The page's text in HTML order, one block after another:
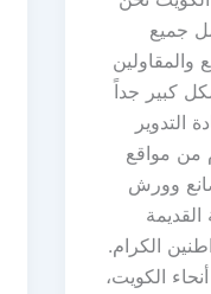
جميع
والمقاولين
كبير جداً
التدوير
من مواقع
وورش
الكرام.
الكويت،